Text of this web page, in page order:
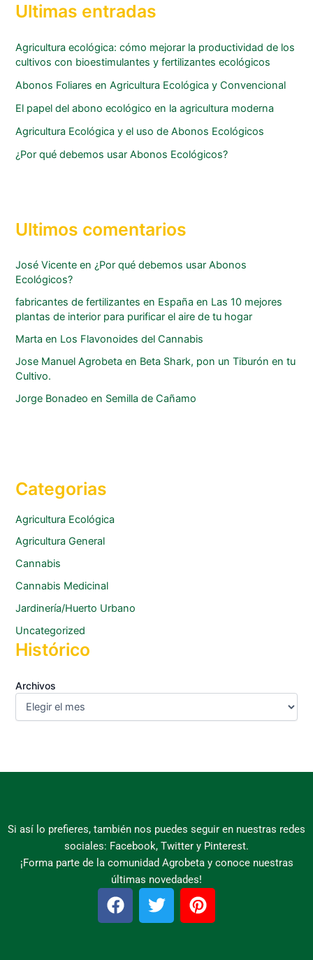
Ultimas entradas
Agricultura ecológica: cómo mejorar la productividad de los
cultivos con bioestimulantes y fertilizantes ecológicos
Abonos Foliares en Agricultura Ecológica y Convencional
El papel del abono ecológico en la agricultura moderna
Agricultura Ecológica y el uso de Abonos Ecológicos
¿Por qué debemos usar Abonos Ecológicos?
Ultimos comentarios
José Vicente en¿Por qué debemos usar Abonos
Ecológicos?
fabricantes de fertilizantes en España en Las 10 mejores
plantas de interior para purificar el aire de tu hogar
Marta en Los Flavonoides del Cannabis
Jose Manuel Agrobeta en Beta Shark, pon un Tiburón en tu
Cultivo.
Jorge Bonadeo en Semilla de Cañamo
Categorias
Agricultura Ecológica
Agricultura General
Cannabis
Cannabis Medicinal
Jardinería/Huerto Urbano
Uncategorized
Histórico
Archivos
Si así lo prefieres, también nos puedes seguir en nuestras redes
sociales: Facebook, Twitter y Pinterest.
¡Forma parte de la comunidad Agrobeta y conoce nuestras
últimas novedades!
F
a
T
w
P
i